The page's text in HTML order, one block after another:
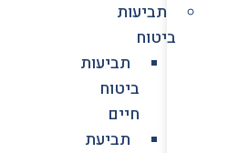
תביעות
ביטוח
תביעות
ביטוח
חיים
תביעת